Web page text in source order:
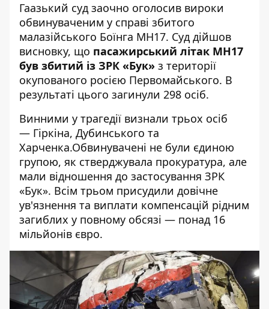
Гаазький суд заочно оголосив вироки
обвинуваченим у справі збитого
малазійського Боїнга МН17. Суд дійшов
висновку, що пасажирський літак MH17
був збитий із ЗРК «Бук» з території
окупованого росією Первомайського. В
результаті цього загинули 298 осіб.
Винними у трагедії визнали трьох осіб
— Гіркіна, Дубинського та
Харченка.Обвинувачені не були єдиною
групою, як стверджувала прокуратура, але
мали відношення до застосування ЗРК
«Бук». Всім трьом присудили довічне
ув'язнення та виплати компенсацій рідним
загиблих у повному обсязі — понад 16
мільйонів євро.